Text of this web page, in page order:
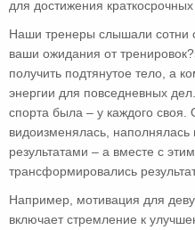
для достижения краткосрочных
Наши тренеры слышали сотни
ваши ожидания от
получить подтянутое тело, а
энергии для повседневных
спорта была – у каждого
видоизменялась,
результатами – а вместе с
трансформировались
Например, мотивация для
включает стремление к